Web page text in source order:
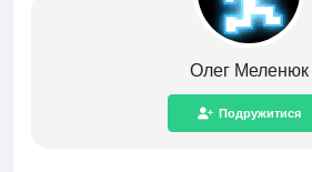
Олег Меленюк
Подружитися